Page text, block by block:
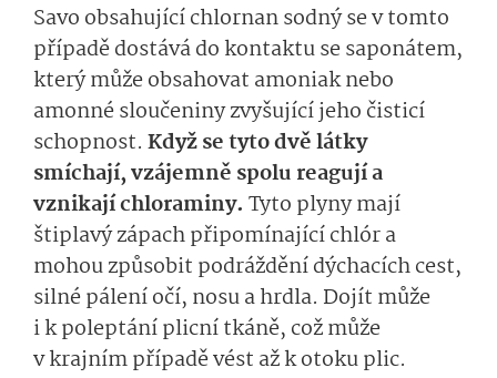
Savo obsahující chlornan sodný se v tomto
případě dostává do kontaktu se saponátem,
který může obsahovat amoniak nebo
amonné sloučeniny zvyšující jeho čisticí
schopnost. Když se tyto dvě látky
smíchají, vzájemně spolu reagují a
vznikají chloraminy. Tyto plyny mají
štiplavý zápach připomínající chlór a
mohou způsobit podráždění dýchacích cest,
silné pálení očí, nosu a hrdla. Dojít může
i k poleptání plicní tkáně, což může
v krajním případě vést až k otoku plic.